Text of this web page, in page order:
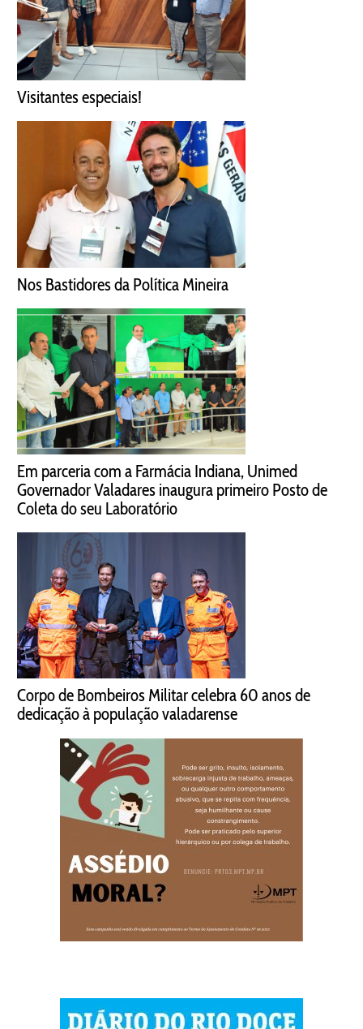
Visitantes especiais!
Nos Bastidores da Política Mineira
Em parceria com a Farmácia Indiana, Unimed
Governador Valadares inaugura primeiro Posto de
Coleta do seu Laboratório
Corpo de Bombeiros Militar celebra 60 anos de
dedicação à população valadarense